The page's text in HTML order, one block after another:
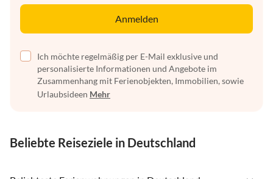
Anmelden
Ich möchte regelmäßig per E-Mail exklusive und
personalisierte Informationen und Angebote im
Zusammenhang mit Ferienobjekten, Immobilien, sowie
Urlaubsideen Mehr
Beliebte Reiseziele in Deutschland